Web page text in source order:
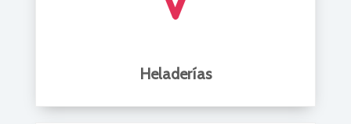
Heladerías